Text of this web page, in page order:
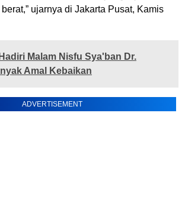
ujarnya di Jakarta Pusat, Kamis
Hadiri Malam Nisfu Sya'ban Dr.
Amal Kebaikan
ADVERTISEMENT